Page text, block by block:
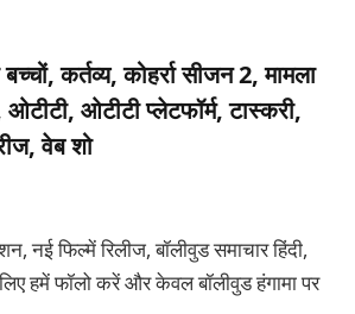
कर्तव्य, कोहर्रा सीजन 2, मामला
ओटीटी प्लेटफॉर्म, टास्करी,
वेब शो
फिल्में रिलीज, बॉलीवुड समाचार हिंदी,
हमें फॉलो करें और केवल बॉलीवुड हंगामा पर